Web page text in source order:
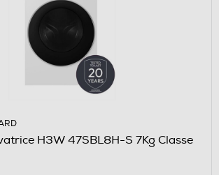
H3W 47SBL8H-S 7Kg Classe